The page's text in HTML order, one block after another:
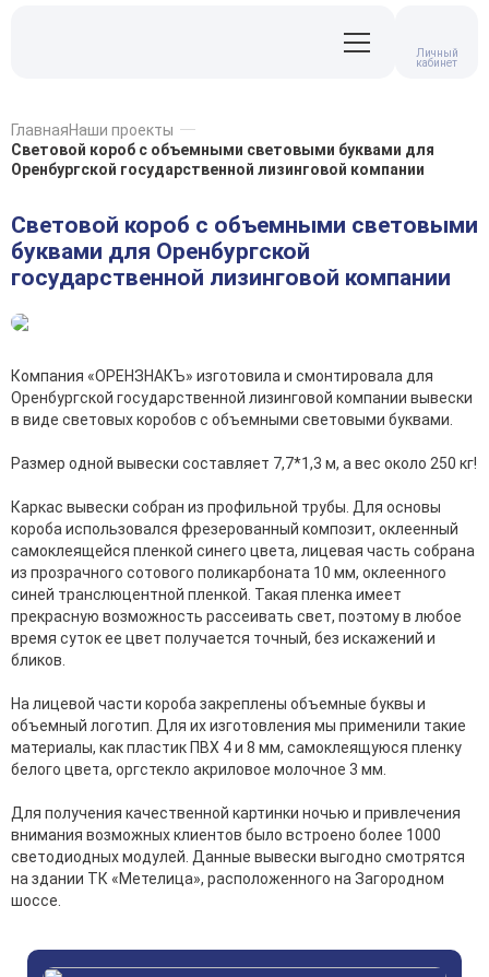
Личный
кабинет
ГлавнаяНаши проекты
Световой короб с объемными световыми буквами для
Оренбургской государственной лизинговой компании
Световой короб с объемными световыми
буквами для Оренбургской
государственной лизинговой компании
Компания «ОРЕНЗНАКЪ» изготовила и смонтировала для
Оренбургской государственной лизинговой компании вывески
в виде световых коробов с объемными световыми буквами.
Размер одной вывески составляет 7,7*1,3 м, а вес около 250 кг!
Каркас вывески собран из профильной трубы. Для основы
короба использовался фрезерованный композит, оклеенный
самоклеящейся пленкой синего цвета, лицевая часть собрана
из прозрачного сотового поликарбоната 10 мм, оклеенного
синей транслюцентной пленкой. Такая пленка имеет
прекрасную возможность рассеивать свет, поэтому в любое
время суток ее цвет получается точный, без искажений и
бликов.
На лицевой части короба закреплены объемные буквы и
объемный логотип. Для их изготовления мы применили такие
материалы, как пластик ПВХ 4 и 8 мм, самоклеящуюся пленку
белого цвета, оргстекло акриловое молочное 3 мм.
Для получения качественной картинки ночью и привлечения
внимания возможных клиентов было встроено более 1000
светодиодных модулей. Данные вывески выгодно смотрятся
на здании ТК «Метелица», расположенного на Загородном
шоссе.